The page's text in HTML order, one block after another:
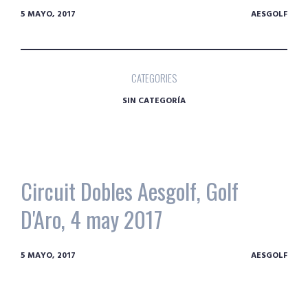
5 MAYO, 2017 AESGOLF
CATEGORIES
SIN CATEGORÍA
Circuit Dobles Aesgolf, Golf
D'Aro, 4 may 2017
5 MAYO, 2017 AESGOLF